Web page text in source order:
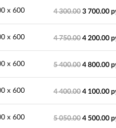
х 600 4 300.00 3 700.00
х 600 4 750.00 4 200.00
х 600 5 400.00 4 800.00
х 600 4 400.00 4 100.00
х 600 5 050.00 4 500.00